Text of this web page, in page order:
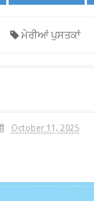
ਮੇਰੀਆਂ ਪੁਸਤਕਾਂ
October 11, 2025